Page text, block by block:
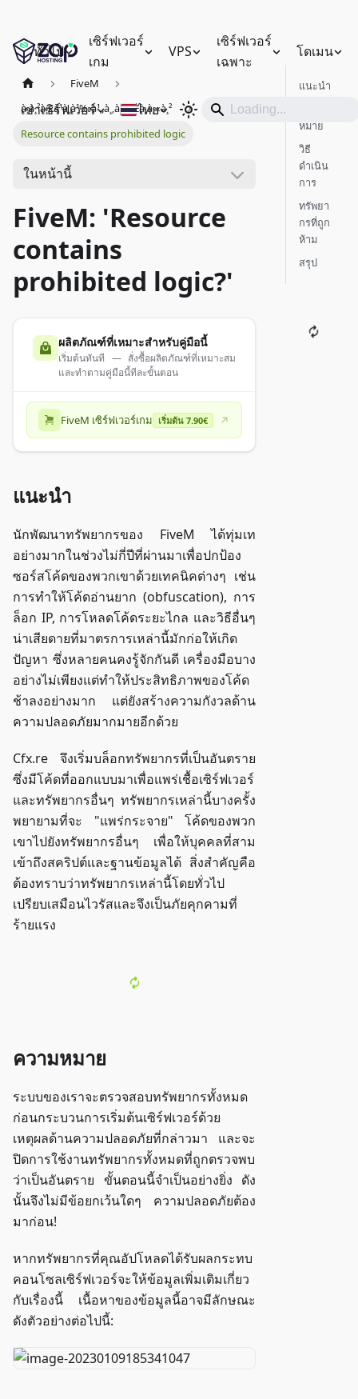
ทั่วไป
เซิร์ฟเวอร์
เกม
VPS
เซิร์ฟเวอร์
เฉพาะ
โดเมน
เช่าเซิร์ฟเวอร์ ไทย
FiveM
à¸à¸²à¸£à¹à¸à¹‰à¹„à¸‚à¸›à¸±à¸à¸«à¸²
Resource contains prohibited logic
ในหน้านี้
FiveM: 'Resource
contains
prohibited logic?'
ผลิตภัณฑ์ที่เหมาะสำหรับคู่มือนี้
เริ่มต้นทันที — สั่งซื้อผลิตภัณฑ์ที่เหมาะสม
และทำตามคู่มือนี้ทีละขั้นตอน
FiveM เซิร์ฟเวอร์เกม เริ่มต้น 7.90€
แนะนำ
นักพัฒนาทรัพยากรของ FiveM ได้ทุ่มเท
อย่างมากในช่วงไม่กี่ปีที่ผ่านมาเพื่อปกป้อง
ซอร์สโค้ดของพวกเขาด้วยเทคนิคต่างๆ เช่น
การทำให้โค้ดอ่านยาก (obfuscation), การ
ล็อก IP, การโหลดโค้ดระยะไกล และวิธีอื่นๆ
น่าเสียดายที่มาตรการเหล่านี้มักก่อให้เกิด
ปัญหา ซึ่งหลายคนคงรู้จักกันดี เครื่องมือบาง
อย่างไม่เพียงแต่ทำให้ประสิทธิภาพของโค้ด
ช้าลงอย่างมาก แต่ยังสร้างความกังวลด้าน
ความปลอดภัยมากมายอีกด้วย
Cfx.re จึงเริ่มบล็อกทรัพยากรที่เป็นอันตราย
ซึ่งมีโค้ดที่ออกแบบมาเพื่อแพร่เชื้อเซิร์ฟเวอร์
และทรัพยากรอื่นๆ ทรัพยากรเหล่านี้บางครั้ง
พยายามที่จะ "แพร่กระจาย" โค้ดของพวก
เขาไปยังทรัพยากรอื่นๆ เพื่อให้บุคคลที่สาม
เข้าถึงสคริปต์และฐานข้อมูลได้ สิ่งสำคัญคือ
ต้องทราบว่าทรัพยากรเหล่านี้โดยทั่วไป
เปรียบเสมือนไวรัสและจึงเป็นภัยคุกคามที่
ร้ายแรง
ความหมาย
ระบบของเราจะตรวจสอบทรัพยากรทั้งหมด
ก่อนกระบวนการเริ่มต้นเซิร์ฟเวอร์ด้วย
เหตุผลด้านความปลอดภัยที่กล่าวมา และจะ
ปิดการใช้งานทรัพยากรทั้งหมดที่ถูกตรวจพบ
ว่าเป็นอันตราย ขั้นตอนนี้จำเป็นอย่างยิ่ง ดัง
นั้นจึงไม่มีข้อยกเว้นใดๆ ความปลอดภัยต้อง
มาก่อน!
หากทรัพยากรที่คุณอัปโหลดได้รับผลกระทบ
คอนโซลเซิร์ฟเวอร์จะให้ข้อมูลเพิ่มเติมเกี่ยว
กับเรื่องนี้ เนื้อหาของข้อมูลนี้อาจมีลักษณะ
ดังตัวอย่างต่อไปนี้:
แนะนำ
หมาย
วิธี
ดำเนิน
การ
ทรัพยา
กรที่ถูก
ห้าม
สรุป